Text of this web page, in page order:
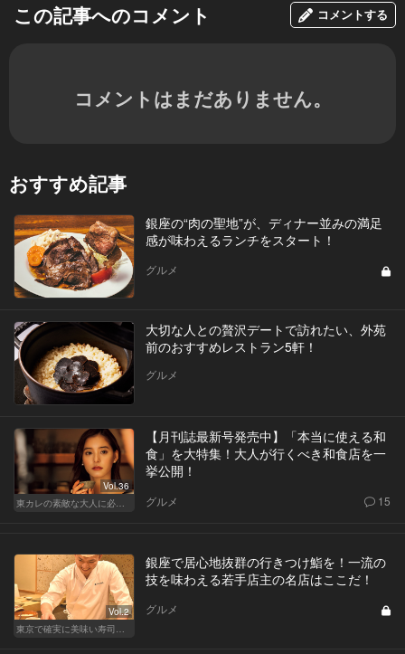
この記事へのコメント コメントする
コメントはまだありません。
おすすめ記事
銀座の“肉の聖地”が、ディナー並みの満足
感が味わえるランチをスタート！
グルメ
大切な人との贅沢デートで訪れたい、外苑
前のおすすめレストラン5軒！
グルメ
Vol.36
東カレの素敵な大人に必要なこと
【月刊誌最新号発売中】「本当に使える和
食」を大特集！大人が行くべき和食店を一
挙公開！
グルメ 15
Vol.2
東京で確実に美味い寿司はここだ！
銀座で居心地抜群の行きつけ鮨を！一流の
技を味わえる若手店主の名店はここだ！
グルメ